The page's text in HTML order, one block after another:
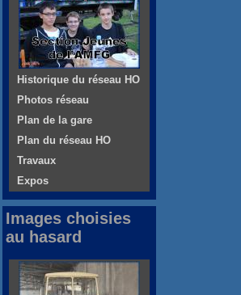
Historique du réseau HO
Photos réseau
Plan de la gare
Plan du réseau HO
Travaux
Expos
Images choisies
au hasard